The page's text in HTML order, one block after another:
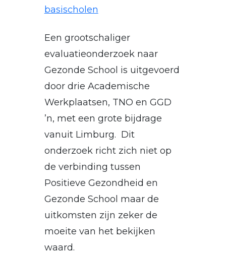
basischolen
Een grootschaliger
evaluatieonderzoek naar
Gezonde School is uitgevoerd
door drie Academische
Werkplaatsen, TNO en GGD
’n, met een grote bijdrage
vanuit Limburg. Dit
onderzoek richt zich niet op
de verbinding tussen
Positieve Gezondheid en
Gezonde School maar de
uitkomsten zijn zeker de
moeite van het bekijken
waard.